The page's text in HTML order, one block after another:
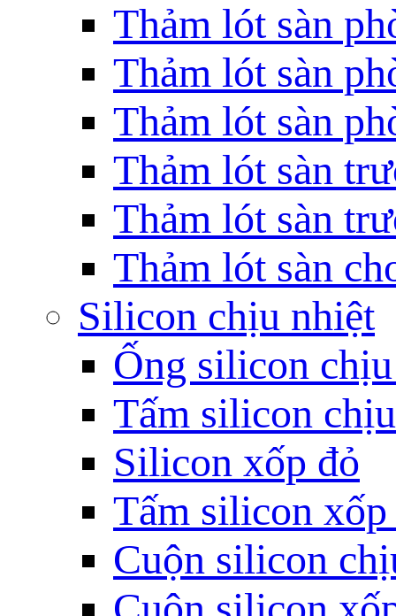
Thảm lót sàn
Thảm lót sàn
Thảm lót sàn
Thảm lót sàn
Thảm lót sàn
Thảm lót sàn
Silicon chịu nhiệt
Ống silicon
Tấm silicon
Silicon xốp đỏ
Tấm silicon xốp
Cuộn silicon